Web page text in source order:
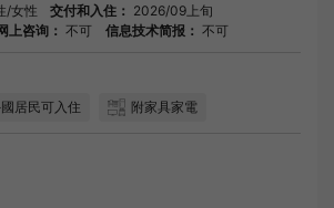
/女性 交付和入住： 2026/09上旬
上咨询： 不可 信息技术简报： 不可
居民可入住 附家具家電